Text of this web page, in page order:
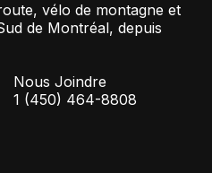
vélo de montagne et
de Montréal, depuis
Nous Joindre
1 (450) 464-8808